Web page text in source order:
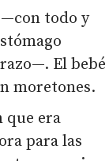
todo y
El bebé
moretones.
que era
para las